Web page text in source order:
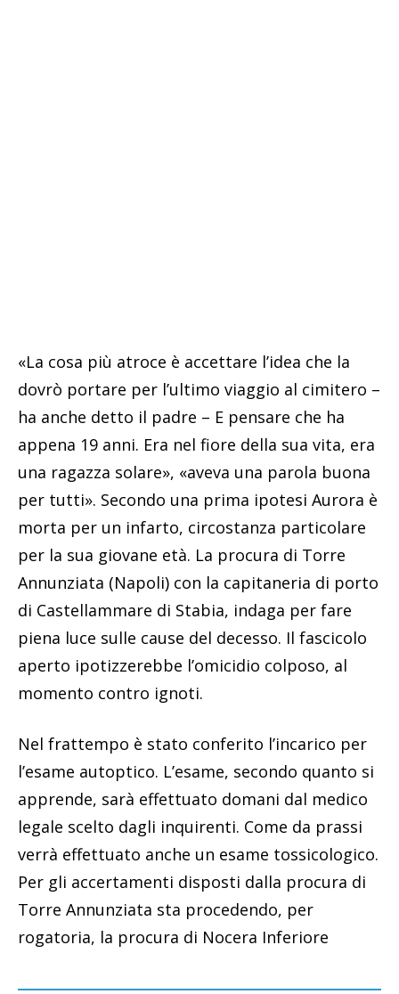
«La cosa più atroce è accettare l’idea che la
dovrò portare per l’ultimo viaggio al cimitero –
ha anche detto il padre – E pensare che ha
appena 19 anni. Era nel fiore della sua vita, era
una ragazza solare», «aveva una parola buona
per tutti». Secondo una prima ipotesi Aurora è
morta per un infarto, circostanza particolare
per la sua giovane età. La procura di Torre
Annunziata (Napoli) con la capitaneria di porto
di Castellammare di Stabia, indaga per fare
piena luce sulle cause del decesso. Il fascicolo
aperto ipotizzerebbe l’omicidio colposo, al
momento contro ignoti.
Nel frattempo è stato conferito l’incarico per
l’esame autoptico. L’esame, secondo quanto si
apprende, sarà effettuato domani dal medico
legale scelto dagli inquirenti. Come da prassi
verrà effettuato anche un esame tossicologico.
Per gli accertamenti disposti dalla procura di
Torre Annunziata sta procedendo, per
rogatoria, la procura di Nocera Inferiore